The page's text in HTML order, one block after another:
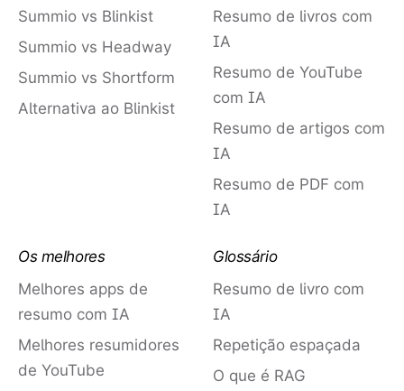
Summio vs Blinkist
Summio vs Headway
Summio vs Shortform
Alternativa ao Blinkist
Resumo de livros com
IA
Resumo de YouTube
com IA
Resumo de artigos com
IA
Resumo de PDF com
IA
Os melhores
Melhores apps de
resumo com IA
Melhores resumidores
de YouTube
Glossário
Resumo de livro com
IA
Repetição espaçada
O que é RAG